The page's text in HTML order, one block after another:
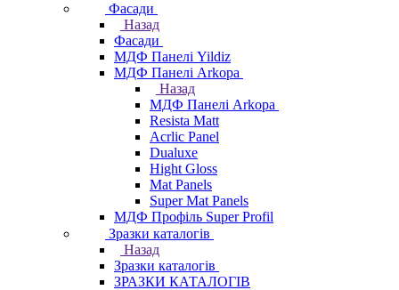
Фасади
Назад
Фасади
МДФ Панелі Yildiz
МДФ Панелі Arkopa
Назад
МДФ Панелі Arkopa
Resista Matt
Acrlic Panel
Dualuxe
Hight Gloss
Mat Panels
Super Mat Panels
МДФ Профіль Super Profil
Зразки каталогів
Назад
Зразки каталогів
ЗРАЗКИ КАТАЛОГІВ